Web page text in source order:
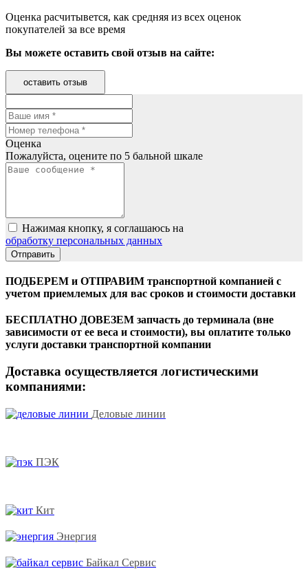
Оценка расчитывется, как средняя из всех оценок
покупателей за все время
Вы можете оставить свой отзыв на сайте:
оставить отзыв
Оценка
Пожалуйста, оцените по 5 бальной шкале
Нажимая кнопку, я соглашаюсь на
обработку персональных данных
ПОДБЕРЕМ и ОТПРАВИМ транспортной компанией с
учетом приемлемых для вас сроков и стоимости доставки
БЕСПЛАТНО ДОВЕЗЕМ запчасть до терминала (вне
зависимости от ее веса и стоимости), вы оплатите только
услуги доставки транспортной компании
Доставка осуществляется логистическими
компаниями:
Деловые линии
ПЭК
Кит
Энергия
Байкал Сервис